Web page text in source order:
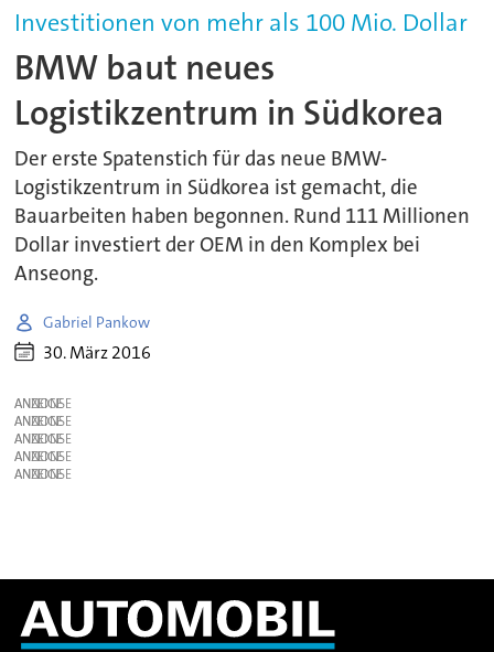
Investitionen von mehr als 100 Mio. Dollar
BMW baut neues
Logistikzentrum in Südkorea
Der erste Spatenstich für das neue BMW-
Logistikzentrum in Südkorea ist gemacht, die
Bauarbeiten haben begonnen. Rund 111 Millionen
Dollar investiert der OEM in den Komplex bei
Anseong.
Gabriel Pankow
30. März 2016
ANZEIGE
ANZEIGE
ANZEIGE
ANZEIGE
ANZEIGE